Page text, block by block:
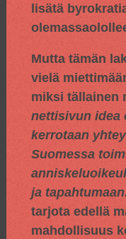
lisätä
Mutta tämän
vielä
miksi tällainen
nettisivun idea
kerrotaan
Suomessa
ja
tarjota edellä
mahdollisuus